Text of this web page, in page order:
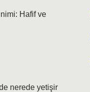
Hafif ve
nerede yetişir